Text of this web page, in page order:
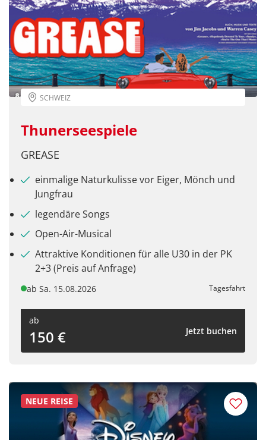
SCHWEIZ
Thunerseespiele
GREASE
einmalige Naturkulisse vor Eiger, Mönch und
Jungfrau
legendäre Songs
Open-Air-Musical
Attraktive Konditionen für alle U30 in der PK
2+3 (Preis auf Anfrage)
ab Sa. 15.08.2026 Tagesfahrt
ab
150 € Jetzt buchen
NEUE REISE